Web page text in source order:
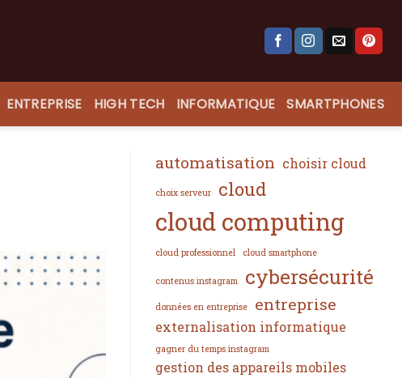
ENTREPRISE HIGH TECH INFORMATIQUE SMARTPHONES
automatisation choisir cloud
choix serveur cloud
cloud computing
cloud professionnel cloud smartphone
contenus instagram cybersécurité
données en entreprise entreprise
externalisation informatique
gagner du temps instagram
gestion des appareils mobiles